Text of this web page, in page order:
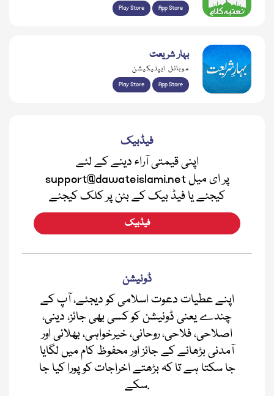
Play Store App Store
بہار شریعت
موبائل ایپلیکیشن
Play Store App Store
فیڈبیک
اپنی قیمتی آراء دینے کے لئے
support@dawateislami.net پر ای میل
کیجئے یا فیڈ بیک کے بٹن پر کلک کیجئے
فیڈبیک
ڈونیشن
اپنے عطیات دعوت اسلامی کو دیجئے، آپ کے
چندے یعنی ڈونیشن کو کسی بھی جائز، دینی،
اصلاحی، فلاحی، روحانی، خیرخواہی، بھلائی اور
آمدنی بڑھانے کے جائز اور محفوظ کام میں لگایا
جا سکتا ہے تا کہ بڑھتے اخراجات کو پورا کیا جا
سکے.